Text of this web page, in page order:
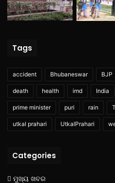
Tags
accident Bhubaneswar BJP
death health imd India
prime minister puri rain
utkal prahari UtkalPrahari
Categories
ମୁଖ୍ୟ ଖବର